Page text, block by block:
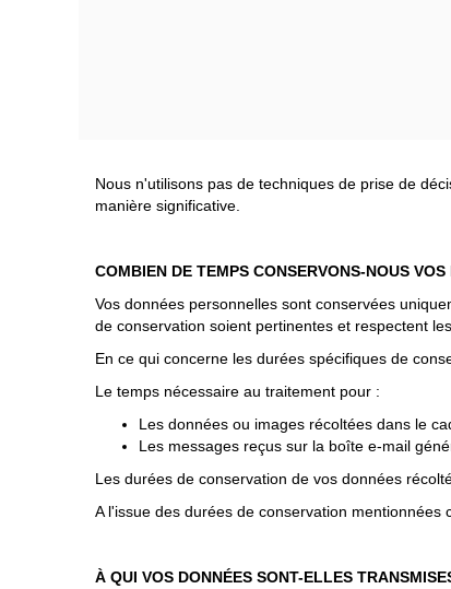
Nous n'utilisons pas de techniques de prise de
manière significative.
COMBIEN DE TEMPS CONSERVONS-NOUS VOS
Vos données personnelles sont conservées
de conservation soient pertinentes et respectent
En ce qui concerne les durées spécifiques de
Le temps nécessaire au traitement pour :
Les données ou images récoltées dans le
Les messages reçus sur la boîte e-mail
Les durées de conservation de vos données
A l'issue des durées de conservation
À QUI VOS DONNÉES SONT-ELLES